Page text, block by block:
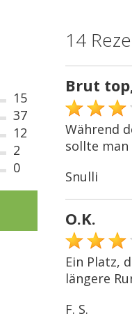
15
37
12
2
0
14
Brut
Während
sollte
Snulli
O.K.
Ein Platz,
längere
F. S.